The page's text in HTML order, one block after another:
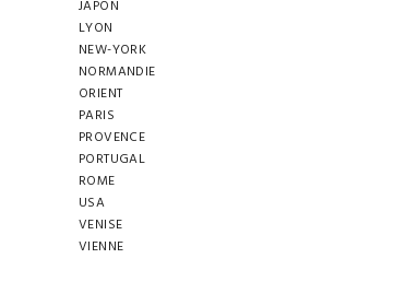
JAPON
LYON
NEW-YORK
NORMANDIE
ORIENT
PARIS
PROVENCE
PORTUGAL
ROME
USA
VENISE
VIENNE